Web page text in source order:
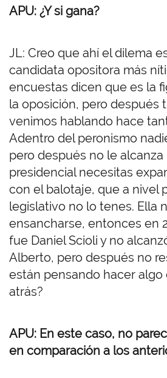
APU: ¿Y si gana?
JL: Creo que ahí el dilema
candidata opositora más
encuestas dicen que es la
la oposición, pero después
venimos hablando hace
Adentro del peronismo
pero después no le
presidencial necesitas
con el balotaje, que a nivel
legislativo no lo tenes. Ella
ensancharse, entonces en
fue Daniel Scioli y no
Alberto, pero después no
están pensando hacer algo
atrás?
APU: En este caso, no
en comparación a los